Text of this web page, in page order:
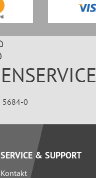
5684-0
SERVICE & SUPPORT
Kontakt